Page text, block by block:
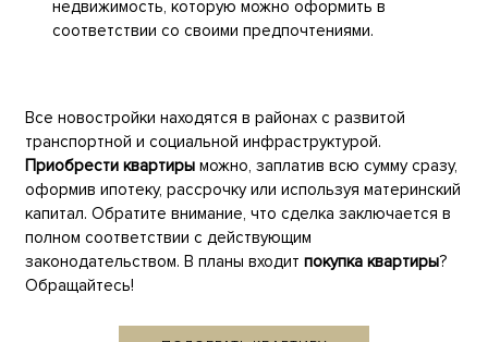
недвижимость, которую можно оформить в
соответствии со своими предпочтениями.
Все новостройки находятся в районах с развитой
транспортной и социальной инфраструктурой.
Приобрести квартиры можно, заплатив всю сумму сразу,
оформив ипотеку, рассрочку или используя материнский
капитал. Обратите внимание, что сделка заключается в
полном соответствии с действующим
законодательством. В планы входит покупка квартиры?
Обращайтесь!